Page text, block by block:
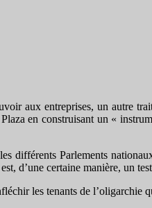
aux entreprises, un autre
en construisant un «
différents Parlements
d’une certaine manière, un
les tenants de l’oligarchie